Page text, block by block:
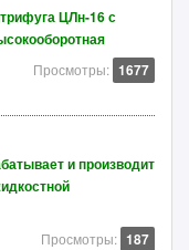
ЦЛн-16 с
Просмотры: 1677
и производит
Просмотры: 187